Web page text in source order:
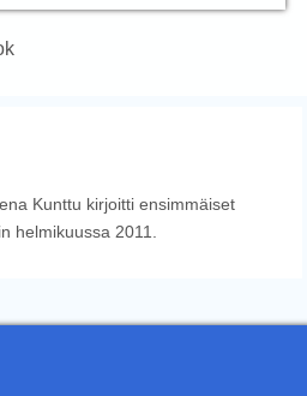
Kunttu kirjoitti ensimmäiset
helmikuussa 2011.